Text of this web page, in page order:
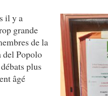
il y a
grande
de la
del Popolo
plus
âgé